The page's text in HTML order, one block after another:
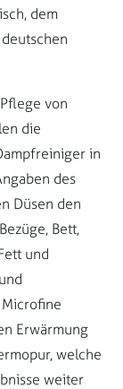
dem
von
die
in
des
Düsen den
Bett,
und
Erwärmung
welche
weiter